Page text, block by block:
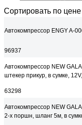
Сортировать по цене
Автокомпрессор ENGY A-
96937
Автокомпрессор NEW
штекер прикур, в сумке,
63298
Автокомпрессор NEW
2-х поршн, шланг 5м, в